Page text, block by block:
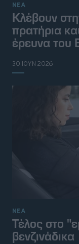
ΝΕΑ
Κλέβουν
πρατήρια
έρευνα
30 ΙΟΥΝ 2026
ΝΕΑ
Τέλος στο
βενζινάδικα